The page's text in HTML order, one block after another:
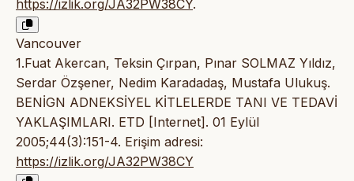
https://izlik.org/JA32PW38CY.
Vancouver
1.Fuat Akercan, Teksin Çırpan, Pınar SOLMAZ Yıldız,
Serdar Özşener, Nedim Karadadaş, Mustafa Ulukuş.
BENİGN ADNEKSİYEL KİTLELERDE TANI VE TEDAVİ
YAKLAŞIMLARI. ETD [Internet]. 01 Eylül
2005;44(3):151-4. Erişim adresi:
https://izlik.org/JA32PW38CY